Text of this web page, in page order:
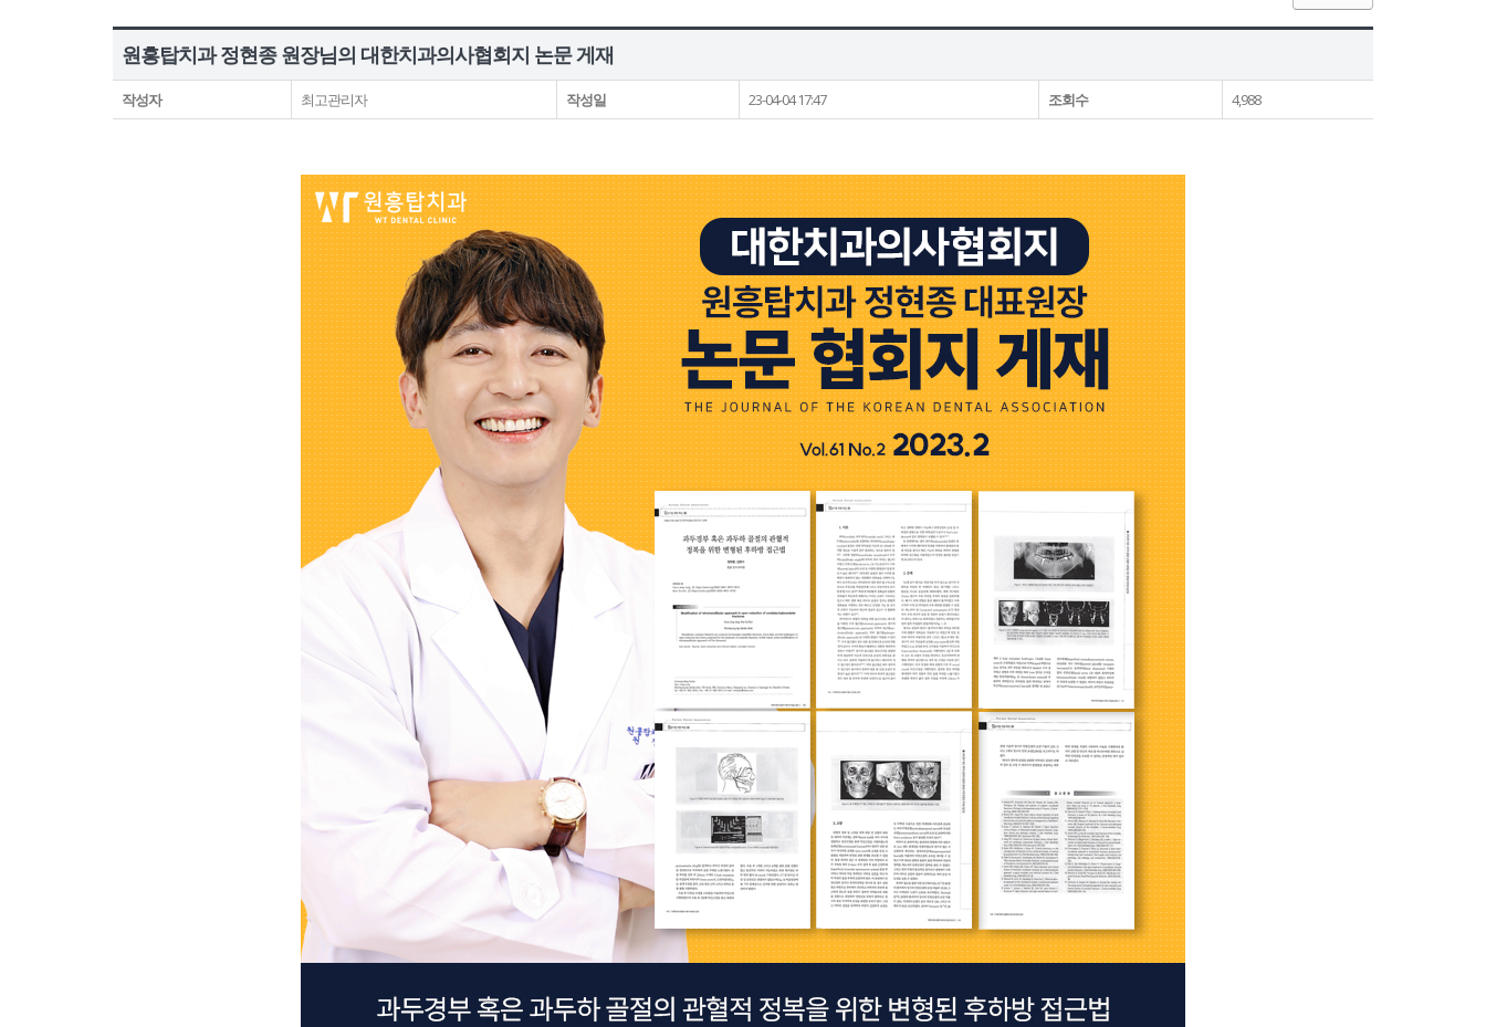
원흥탑치과 정현종 원장님의 대한치과의사협회지 논문 게재
작성자 최고관리자 작성일 23-04-04 17:47 조회수 4,988